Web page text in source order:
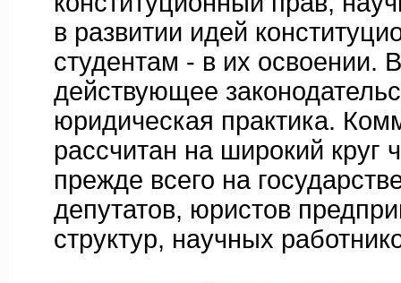
в развитии идей
студентам - в их освоении.
действующее
юридическая практика.
рассчитан на широкий круг
прежде всего на
депутатов, юристов
структур, научных